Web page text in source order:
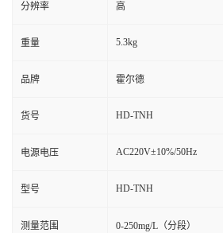
分辨率 高
重量 5.3kg
品牌 霍尔德
货号 HD-TNH
电源电压 AC220V±10%/50Hz
型号 HD-TNH
测量范围 0-250mg/L（分段）